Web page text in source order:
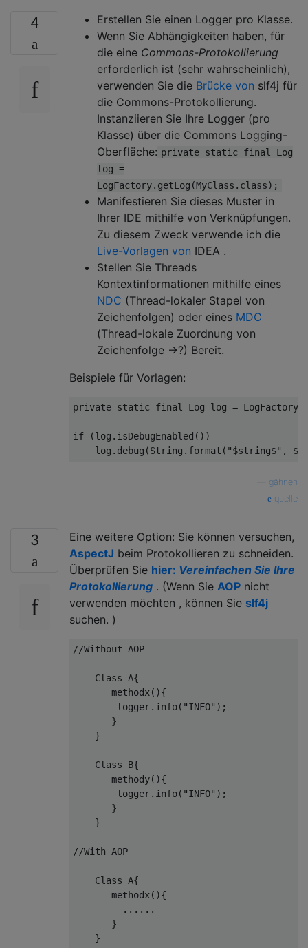
4
Erstellen Sie einen Logger pro Klasse.
Wenn Sie Abhängigkeiten haben, für
die eine Commons-Protokollierung
erforderlich ist (sehr wahrscheinlich),
verwenden Sie die Brücke von slf4j für
die Commons-Protokollierung.
Instanziieren Sie Ihre Logger (pro
Klasse) über die Commons Logging-
Oberfläche: private static final Log
log =
LogFactory.getLog(MyClass.class);
Manifestieren Sie dieses Muster in
Ihrer IDE mithilfe von Verknüpfungen.
Zu diesem Zweck verwende ich die
Live-Vorlagen von IDEA .
Stellen Sie Threads
Kontextinformationen mithilfe eines
NDC (Thread-lokaler Stapel von
Zeichenfolgen) oder eines MDC
(Thread-lokale Zuordnung von
Zeichenfolge →?) Bereit.
Beispiele für Vorlagen:
private static final Log log =
if (log.isDebugEnabled())
    log.debug(String.format(
"$string$" ,
gähnen
quelle
3
Eine weitere Option: Sie können versuchen,
AspectJ beim Protokollieren zu schneiden.
Überprüfen Sie hier: Vereinfachen Sie Ihre
Protokollierung . (Wenn Sie AOP nicht
verwenden möchten , können Sie slf4j
suchen. )
//Without AOP
    Class A{
       methodx(){
        logger.info(
"INFO" );
       }
    }
    Class B{
       methody(){
        logger.info(
"INFO" );
       }
    }
//With AOP
    Class A{
       methodx(){
         ......
       }
    }